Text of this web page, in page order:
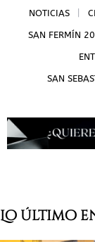
NOTICIAS
SAN FERMÍN
SAN
Lo último